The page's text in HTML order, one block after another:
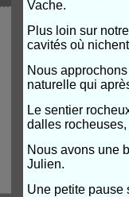
Vache.
Plus loin sur
cavités où
Nous
naturelle qui
Le sentier
dalles
Nous avons une
Julien.
Une petite pause